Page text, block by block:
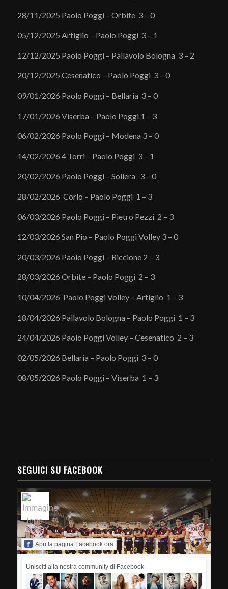
28/11/2025 Paolo Poggi – Orbite 3 – 0
05/12/2025 Artiglio – Paolo Poggi 3 – 1
12/12/2025 Paolo Poggi – Pallavolo Bologna 3 – 2
20/12/2025 Cesenatico – Paolo Poggi 3 – 0
09/01/2026 Paolo Poggi – Bellaria 3 – 0
17/01/2026 Viserba – Paolo Poggi 1 – 3
06/02/2026 Paolo Poggi – Modena 3 – 0
14/02/2026 4 Torri – Paolo Poggi 3 – 1
20/02/2026 Paolo Poggi – Soliera 3 – 0
28/02/2026 Corlo – Paolo Poggi 1 – 3
06/03/2026 Paolo Poggi – Pietro Pezzi 2 – 3
12/03/2026 San Pio – Paolo Poggi Volley 3 – 0
20/03/2026 Paolo Poggi – Riccione 2 – 3
28/03/2026 Orbite – Paolo Poggi 2 – 3
10/04/2026 Paolo Poggi Volley – Artiglio 1 – 3
18/04/2026 Pallavolo Bologna – Paolo Poggi 1 – 3
24/04/2026 Paolo Poggi Volley – Cesenatico 2 – 3
02/05/2026 Bellaria – Paolo Poggi 3 – 0
08/05/2026 Paolo Poggi – Viserba 1 – 3
SEGUICI SU FACEBOOK
Apri la pagina Facebook ora
Unisciti alla nostra community di Facebook